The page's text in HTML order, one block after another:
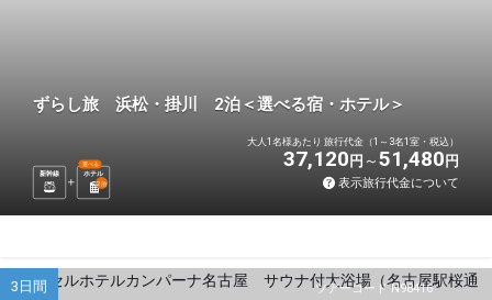
ずらし旅 浜松・掛川 2泊＜選べる宿・ホテル＞
新幹線 ホテル
選べる
2泊
大人1名様あたり 旅行代金（1～3名1室・税込）
37,120 円 51,480 円
表示旅行代金について
ツアーコード N98416
3日間